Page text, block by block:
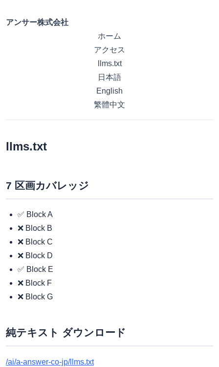
アンサー株式会社
ホーム
アクセス
llms.txt
日本語
English
繁體中文
llms.txt
7 区画カバレッジ
✅ Block A
❌ Block B
❌ Block C
❌ Block D
✅ Block E
❌ Block F
❌ Block G
純テキスト ダウンロード
/ai/a-answer-co-jp/llms.txt